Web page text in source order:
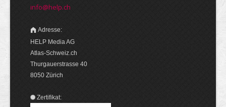
info@help.ch
Adresse:
HELP Media AG
Atlas-Schweiz.ch
Thurgauerstrasse 40
8050 Zürich
Zertifikat: